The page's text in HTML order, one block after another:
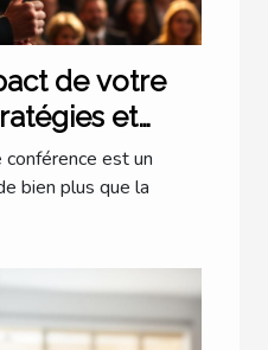
de votre
et
est un
bien plus que la